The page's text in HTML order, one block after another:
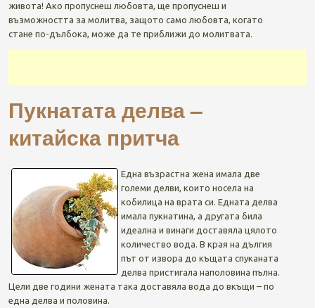
живота! Ако пропуснеш любовта, ще пропуснеш и
възможността за молитва, защото само любовта, когато
стане по-дълбока, може да те приближи до молитвата.
Пукнатата делва –
китайска притча
Една възрастна жена имала две
големи делви, които носела на
кобилица на врата си. Едната делва
имала пукнатина, а другата била
идеална и винаги доставяла цялото
количество вода. В края на дългия
път от извора до къщата спуканата
делва пристигала наполовина пълна.
Цели две години жената така доставяла вода до вкъщи – по
една делва и половина.